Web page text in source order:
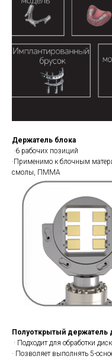
Держатель блока
·6 рабочих позиций
·Применимо к блочным
смолы, ПММА
Полуоткрытый держатель
· Подходит для обработки
· Позволяет выполнять 5-